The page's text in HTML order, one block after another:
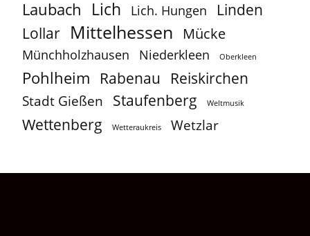
Laubach Lich Lich. Hungen Linden
Lollar Mittelhessen Mücke
Münchholzhausen Niederkleen Oberkleen
Pohlheim Rabenau Reiskirchen
Stadt Gießen Staufenberg Weltmusik
Wettenberg Wetteraukreis Wetzlar